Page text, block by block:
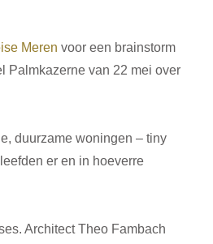
Meren voor een brainstorm
Palmkazerne van 22 mei over
duurzame woningen – tiny
er en in hoeverre
Architect Theo Fambach